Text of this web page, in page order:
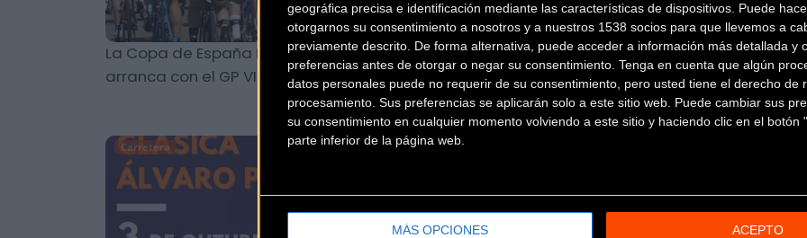
geográfica precisa e identificación mediante las características de dispositivos. Puede
otorgarnos su consentimiento a nosotros y a nuestros 1538 socios para que llevemos a
previamente descrito. De forma alternativa, puede acceder a información más detallada y
preferencias antes de otorgar o negar su consentimiento. Tenga en cuenta que algún
datos personales puede no requerir de su consentimiento, pero usted tiene el derecho de
procesamiento. Sus preferencias se aplicarán solo a este sitio web. Puede cambiar sus
su consentimiento en cualquier momento volviendo a este sitio y haciendo clic en el botón
parte inferior de la página web.
MÁS OPCIONES ACEPTO
La Copa de España Máster de Carretera
arranca con el GP VII Trofeo Fuencaliente
La Challenge de Mallorca y la Tro Bro
Leon nuevos retos para el Equipo Kern
Pharma
Carretera Carretera